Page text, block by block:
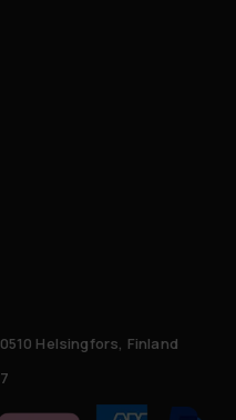
Helsingfors, Finland